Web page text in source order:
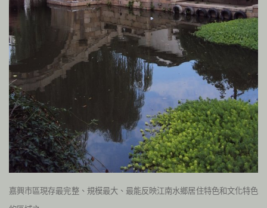
嘉興市區現存最完整、規模最大、最能反映江南水鄉居住特色和文化特色